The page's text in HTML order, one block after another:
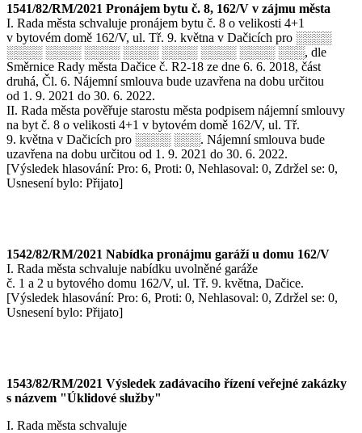
1541/82/RM/2021 Pronájem bytu č. 8, 162/V v zájmu města
I. Rada města schvaluje pronájem bytu č. 8 o velikosti 4+1
v bytovém domě 162/V, ul. Tř. 9. května v Dačicích pro ░░░░
░░░░ ░░░░ ░░░░ ░░░░ ░░░░ ░░░░ ░░░░ ░░░, dle
Směrnice Rady města Dačice č. R2-18 ze dne 6. 6. 2018, část
druhá, Čl. 6. Nájemní smlouva bude uzavřena na dobu určitou
od 1. 9. 2021 do 30. 6. 2022.
II. Rada města pověřuje starostu města podpisem nájemní smlouvy
na byt č. 8 o velikosti 4+1 v bytovém domě 162/V, ul. Tř.
9. května v Dačicích pro ░░░░ ░░░. Nájemní smlouva bude
uzavřena na dobu určitou od 1. 9. 2021 do 30. 6. 2022.
[Výsledek hlasování: Pro: 6, Proti: 0, Nehlasoval: 0, Zdržel se: 0,
Usnesení bylo: Přijato]
1542/82/RM/2021 Nabídka pronájmu garáží u domu 162/V
I. Rada města schvaluje nabídku uvolněné garáže
č. 1 a 2 u bytového domu 162/V, ul. Tř. 9. května, Dačice.
[Výsledek hlasování: Pro: 6, Proti: 0, Nehlasoval: 0, Zdržel se: 0,
Usnesení bylo: Přijato]
1543/82/RM/2021 Výsledek zadávacího řízení veřejné zakázky
s názvem "Úklidové služby"
I. Rada města schvaluje